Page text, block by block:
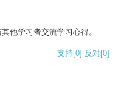
他学习者交流学习心得。
支持[0] 反对[0]